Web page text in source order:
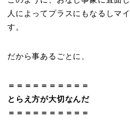
人によってプラスにもなるしマ
す。
だから事あるごとに、
＝＝＝＝＝＝＝＝＝＝
とらえ方が大切なんだ
＝＝＝＝＝＝＝＝＝＝